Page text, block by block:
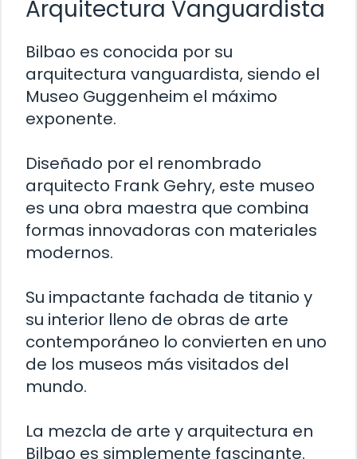
Arquitectura Vanguardista
Bilbao es conocida por su
arquitectura vanguardista, siendo el
Museo Guggenheim el máximo
exponente.
Diseñado por el renombrado
arquitecto Frank Gehry, este museo
es una obra maestra que combina
formas innovadoras con materiales
modernos.
Su impactante fachada de titanio y
su interior lleno de obras de arte
contemporáneo lo convierten en uno
de los museos más visitados del
mundo.
La mezcla de arte y arquitectura en
Bilbao es simplemente fascinante.